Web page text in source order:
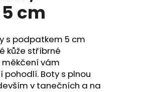
cm
s podpatkem 5 cm
kůže stříbrné
měkčení vám
Boty s plnou
v tanečních a na
121,